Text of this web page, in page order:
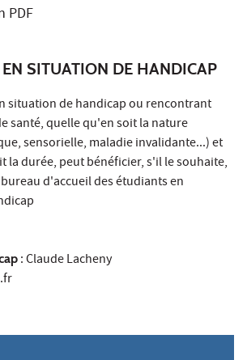
PDF
SITUATION DE HANDICAP
situation de handicap ou rencontrant
santé, quelle qu'en soit la nature
sensorielle, maladie invalidante...) et
la durée, peut bénéficier, s'il le souhaite,
d'accueil des étudiants en
: Claude Lacheny